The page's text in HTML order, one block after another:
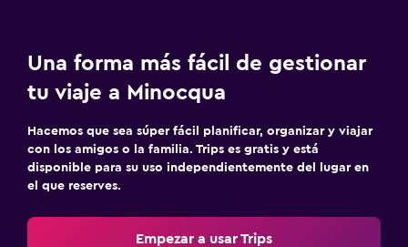
Una forma más fácil de gestionar
tu viaje a Minocqua
Hacemos que sea súper fácil planificar, organizar y viajar
con los amigos o la familia. Trips es gratis y está
disponible para su uso independientemente del lugar en
el que reserves.
Empezar a usar Trips